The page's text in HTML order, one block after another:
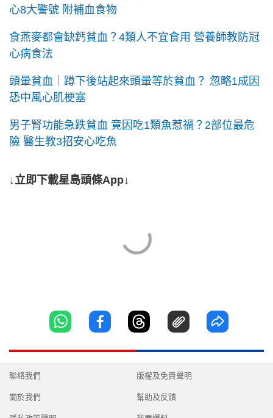
心8大警號 附補血食物
食燕麥都會缺鈣貧血？4類人不宜食用 營養師教防冠
心病食法
頭暈貧血｜蹲下後站起來頭暈等於貧血？ 忽略1成因
恐中風心肌梗塞
男子腎功能急跌貧血 竟因吃1類魚惹禍？2部位最危
險 醫生教3招安心吃魚
↓立即下載星島頭條App↓
聯絡我們
關於我們
版權及免責聲明
幫助及反饋